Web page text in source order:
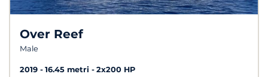
Over Reef
Male
2019 16.45 metri
2x200 HP